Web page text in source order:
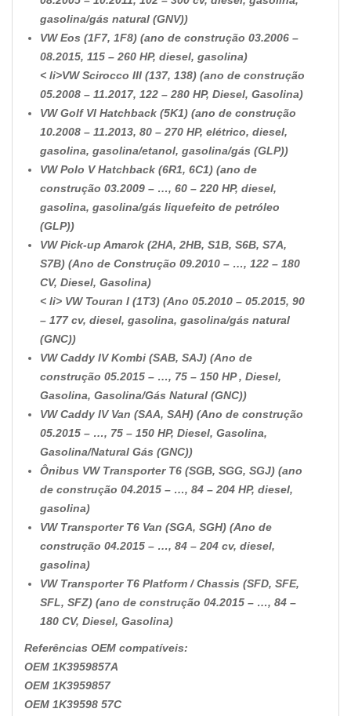
gasolina/gás natural (GNV))
VW Eos (1F7, 1F8) (ano de construção 03.2006 –
08.2015, 115 – 260 HP, diesel, gasolina)
< li>VW Scirocco III (137, 138) (ano de construção
05.2008 – 11.2017, 122 – 280 HP, Diesel, Gasolina)
VW Golf VI Hatchback (5K1) (ano de construção
10.2008 – 11.2013, 80 – 270 HP, elétrico, diesel,
gasolina, gasolina/etanol, gasolina/gás (GLP))
VW Polo V Hatchback (6R1, 6C1) (ano de
construção 03.2009 – …, 60 – 220 HP, diesel,
gasolina, gasolina/gás liquefeito de petróleo
(GLP))
VW Pick-up Amarok (2HA, 2HB, S1B, S6B, S7A,
S7B) (Ano de Construção 09.2010 – …, 122 – 180
CV, Diesel, Gasolina)
< li> VW Touran I (1T3) (Ano 05.2010 – 05.2015, 90
– 177 cv, diesel, gasolina, gasolina/gás natural
(GNC))
VW Caddy IV Kombi (SAB, SAJ) (Ano de
construção 05.2015 – …, 75 – 150 HP , Diesel,
Gasolina, Gasolina/Gás Natural (GNC))
VW Caddy IV Van (SAA, SAH) (Ano de construção
05.2015 – …, 75 – 150 HP, Diesel, Gasolina,
Gasolina/Natural Gás (GNC))
Ônibus VW Transporter T6 (SGB, SGG, SGJ) (ano
de construção 04.2015 – …, 84 – 204 HP, diesel,
gasolina)
VW Transporter T6 Van (SGA, SGH) (Ano de
construção 04.2015 – …, 84 – 204 cv, diesel,
gasolina)
VW Transporter T6 Platform / Chassis (SFD, SFE,
SFL, SFZ) (ano de construção 04.2015 – …, 84 –
180 CV, Diesel, Gasolina)
Referências OEM compatíveis:
OEM 1K3959857A
OEM 1K3959857
OEM 1K39598 57C